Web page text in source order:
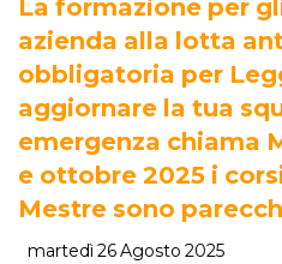
La formazione per
azienda alla lotta
obbligatoria per
aggiornare la tua
emergenza chiama
e ottobre 2025 i
Mestre sono
martedì 26 Agosto 2025